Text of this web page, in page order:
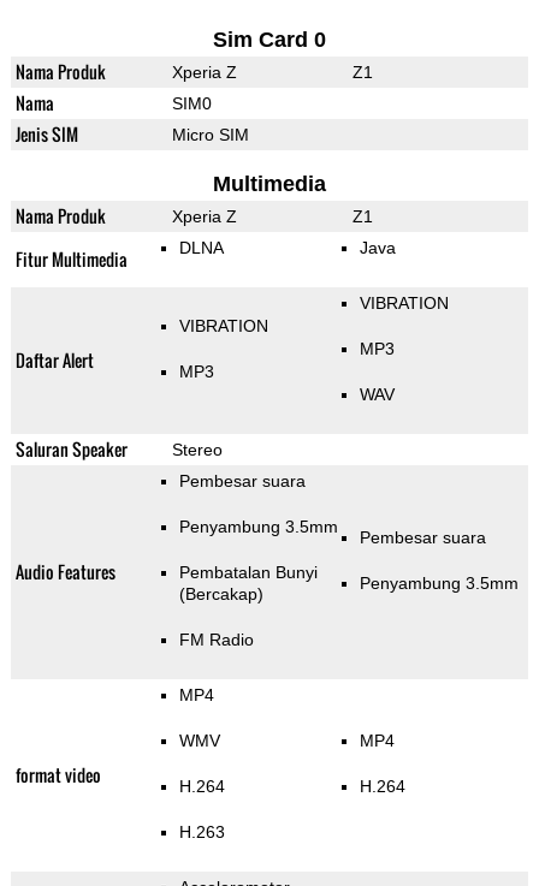
Sim Card 0
Nama Produk Xperia Z Z1
Nama SIM0
Jenis SIM Micro SIM
Multimedia
Nama Produk Xperia Z Z1
Fitur Multimedia DLNA Java
Daftar Alert
VIBRATION
MP3
VIBRATION
MP3
WAV
Saluran Speaker Stereo
Audio Features
Pembesar suara
Penyambung 3.5mm
Pembatalan Bunyi
(Bercakap)
FM Radio
Pembesar suara
Penyambung 3.5mm
format video
MP4
WMV
H.264
H.263
MP4
H.264